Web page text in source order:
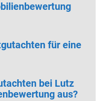
für eine
bei Lutz
aus?